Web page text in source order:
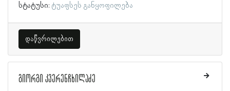
სტატუსი: ტუაფსეს განყოფილება
დაწვრილებით
გიორგი კვერენჩხილაძე